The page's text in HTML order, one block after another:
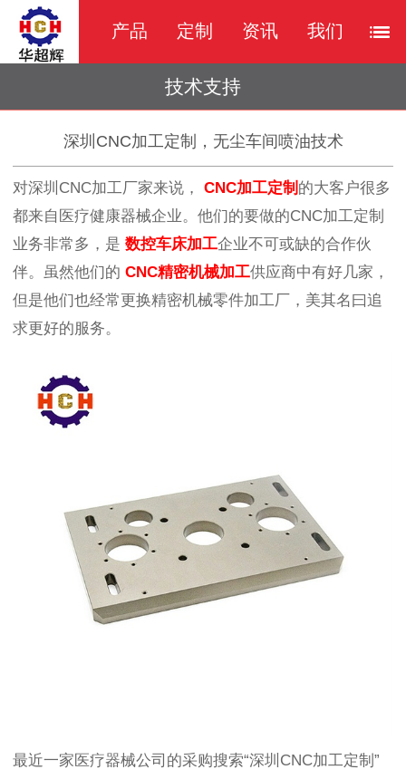
产品 定制 资讯 我们
技术支持
深圳CNC加工定制，无尘车间喷油技术
对深圳 CNC加工厂家来说， CNC加工定制 的大客户很多
都来自医疗健康器械企业。他们的要做的CNC加工定制
业务非常多，是 数控车床加工企业不可或缺的合作伙
伴。虽然他们的 CNC精密机械加工供应商中有好几家，
但是他们也经常更换精密机械零件加工厂，美其名曰追
求更好的服务。
最近一家医疗器械公司的采购搜索“深圳CNC加工定制”